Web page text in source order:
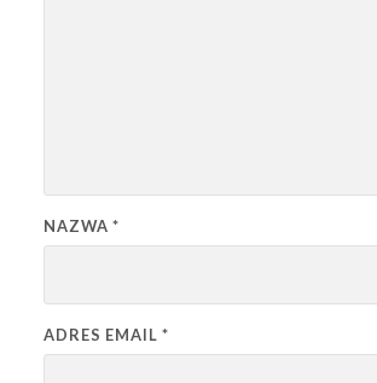
NAZWA *
ADRES EMAIL *